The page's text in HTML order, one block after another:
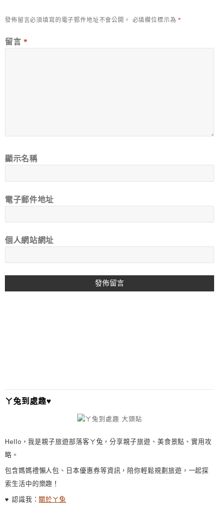
發佈留言必須填寫的電子郵件地址不會公開。 必填欄位標示為*
留言 *
顯示名稱
電子郵件地址
個人網站網址
I
V
ㄚ兔到處趣♥
Hello，我是親子旅遊部落客ㄚ兔，分享親子旅遊、美食景點、實用攻
略。
包含媽媽禮懶人包、日本優惠券等資訊，陪你輕鬆規劃旅遊，一起探
索生活中的樂趣！
♥ 認識我： 關於ㄚ兔